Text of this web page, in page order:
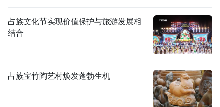
占族文化节实现价值保护与旅游发展相
结合
占族宝竹陶艺村焕发蓬勃生机